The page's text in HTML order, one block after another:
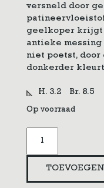
versneld door
geelkoper krijgt
antieke
niet poetst, door
donkerder
H. 3.2 Br. 8.5
Op voorraad
lade
Jugendstil
aantal